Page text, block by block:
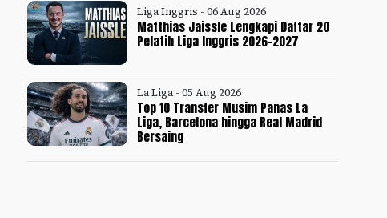
Liga Inggris - 06 Aug 2026
Matthias Jaissle Lengkapi Daftar 20
Pelatih Liga Inggris 2026-2027
La Liga - 05 Aug 2026
Top 10 Transfer Musim Panas La
Liga, Barcelona hingga Real Madrid
Bersaing